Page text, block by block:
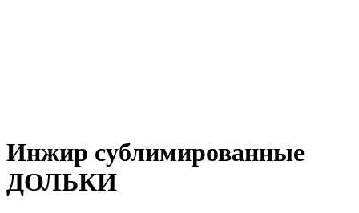
Инжир сублимированные
ДОЛЬКИ